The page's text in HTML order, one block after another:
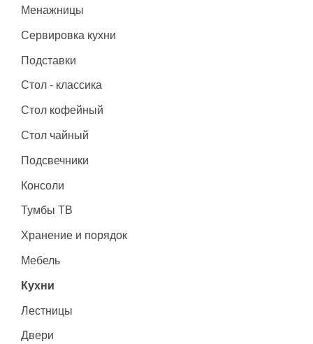
Менажницы
Сервировка кухни
Подставки
Стол - классика
Стол кофейный
Стол чайный
Подсвечники
Консоли
Тумбы ТВ
Хранение и порядок
Мебель
Кухни
Лестницы
Двери